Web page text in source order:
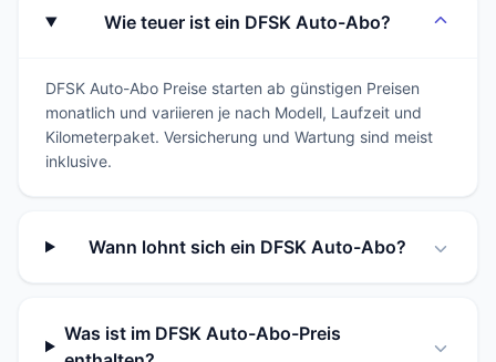
Wie teuer ist ein DFSK Auto-Abo?
DFSK Auto-Abo Preise starten ab günstigen Preisen
monatlich und variieren je nach Modell, Laufzeit und
Kilometerpaket. Versicherung und Wartung sind meist
inklusive.
Wann lohnt sich ein DFSK Auto-Abo?
Was ist im DFSK Auto-Abo-Preis